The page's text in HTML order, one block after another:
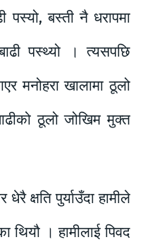
पस्यो, बस्ती नै धरापमा
पस्थ्यो । त्यसपछि
मनोहरा खालामा ठूलो
ठूलो जोखिम मुक्त
क्षति पुर्याउँदा हामीले
थियौ । हामीलाई पिवद